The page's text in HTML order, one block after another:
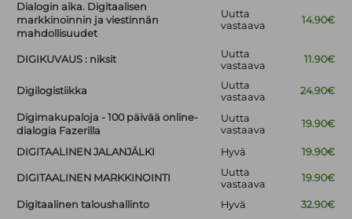
Dialogin aika. Digitaalisen
markkinoinnin ja viestinnän
mahdollisuudet
Uutta
vastaava
14.90€
DIGIKUVAUS : niksit
Uutta
vastaava
11.90€
Digilogistiikka
Uutta
vastaava
24.90€
Digimakupaloja - 100 päivää online-
dialogia Fazerilla
Uutta
vastaava
19.90€
DIGITAALINEN JALANJÄLKI Hyvä 19.90€
DIGITAALINEN MARKKINOINTI
Uutta
vastaava
19.90€
Digitaalinen taloushallinto Hyvä
32.90€